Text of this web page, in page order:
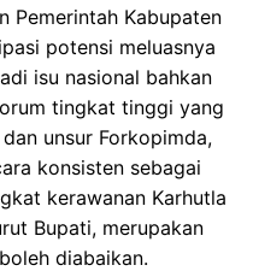
Pemerintah Kabupaten
potensi meluasnya
isu nasional bahkan
tingkat tinggi yang
unsur Forkopimda,
konsisten sebagai
kerawanan Karhutla
Bupati, merupakan
diabaikan.